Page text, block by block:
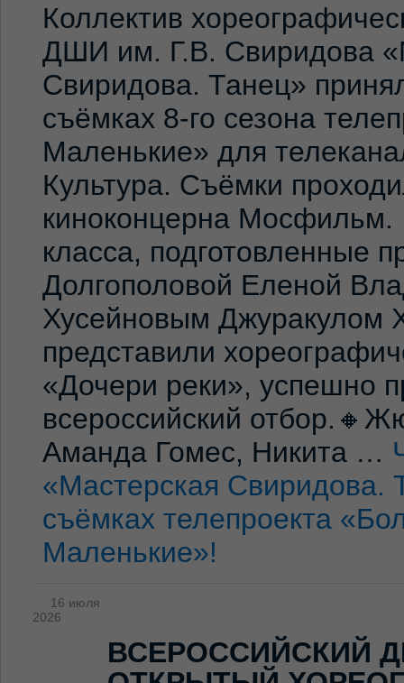
Коллектив
ДШИ им. Г.В. Свиридова
Свиридова. Танец»
съёмках 8-го сезона
Маленькие» для
Культура. Съёмки
киноконцерна Мосфильм.
класса, подготовленные
Долгополовой Еленой
Хусейновым Джуракулом
представили
«Дочери реки», успешно
всероссийский
Аманда Гомес, Никита …
«Мастерская Свиридова.
съёмках телепроекта
Маленькие»!
16 июля
2026
ВСЕРОССИЙСКИЙ